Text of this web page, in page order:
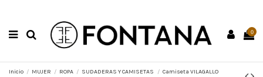
0
Inicio MUJER ROPA SUDADERAS Y CAMISETAS
Camiseta VILAGALLO